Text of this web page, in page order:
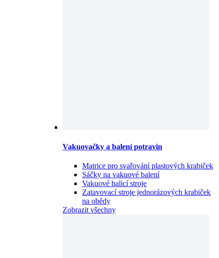
Vakuovačky a balení potravin
Matrice pro svařování plastových krabiček
Sáčky na vakuové balení
Vakuové balicí stroje
Zatavovací stroje jednorázových krabiček
na obědy
Zobrazit všechny